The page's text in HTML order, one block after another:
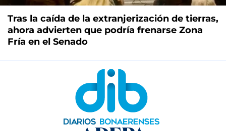
Tras la caída de la extranjerización de tierras,
ahora advierten que podría frenarse Zona
Fría en el Senado